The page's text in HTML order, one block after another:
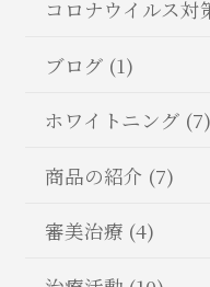
コロナウイルス対
ブログ (1)
ホワイトニング (7)
商品の紹介 (7)
審美治療 (4)